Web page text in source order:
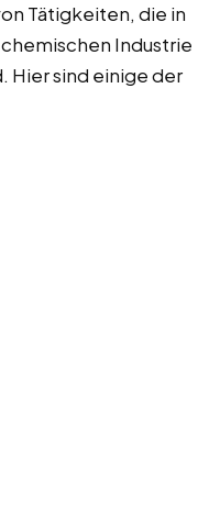
Tätigkeiten, die in
Industrie
Hier sind einige der